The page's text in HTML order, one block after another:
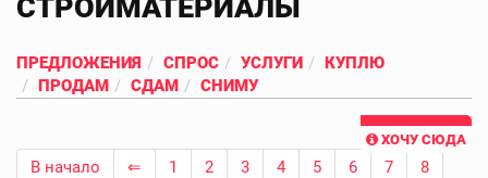
СТРОЙМАТЕРИАЛЫ
ПРЕДЛОЖЕНИЯ СПРОС УСЛУГИ
КУПЛЮ
ПРОДАМ
СДАМ СНИМУ
ХОЧУ СЮДА
В начало ⇐ 1 2 3 4 5 6 7
8